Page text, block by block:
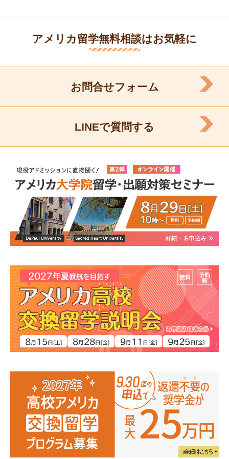
アメリカ留学無料相談はお気軽に
お問合せフォーム
LINEで質問する